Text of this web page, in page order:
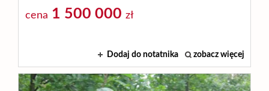
cena 1 500 000 zł
Dodaj do notatnika zobacz więcej